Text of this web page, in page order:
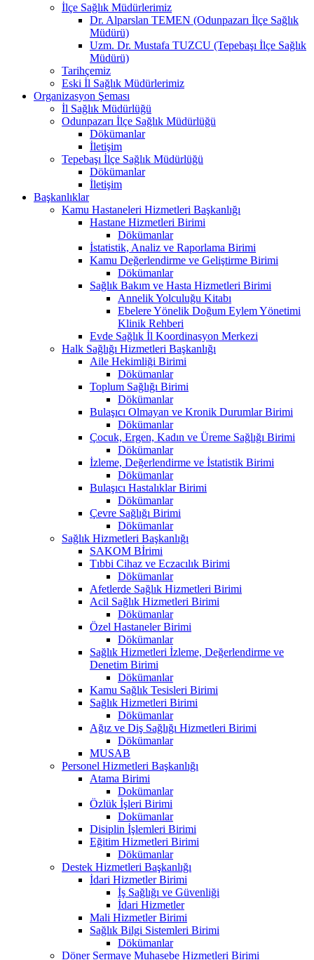
İlçe Sağlık Müdürlerimiz
Dr. Alparslan TEMEN (Odunpazarı İlçe Sağlık
Müdürü)
Uzm. Dr. Mustafa TUZCU (Tepebaşı İlçe Sağlık
Müdürü)
Tarihçemiz
Eski İl Sağlık Müdürlerimiz
Organizasyon Şeması
İl Sağlık Müdürlüğü
Odunpazarı İlçe Sağlık Müdürlüğü
Dökümanlar
İletişim
Tepebaşı İlçe Sağlık Müdürlüğü
Dökümanlar
İletişim
Başkanlıklar
Kamu Hastaneleri Hizmetleri Başkanlığı
Hastane Hizmetleri Birimi
Dökümanlar
İstatistik, Analiz ve Raporlama Birimi
Kamu Değerlendirme ve Geliştirme Birimi
Dökümanlar
Sağlık Bakım ve Hasta Hizmetleri Birimi
Annelik Yolculuğu Kitabı
Ebelere Yönelik Doğum Eylem Yönetimi
Klinik Rehberi
Evde Sağlık İl Koordinasyon Merkezi
Halk Sağlığı Hizmetleri Başkanlığı
Aile Hekimliği Birimi
Dökümanlar
Toplum Sağlığı Birimi
Dökümanlar
Bulaşıcı Olmayan ve Kronik Durumlar Birimi
Dökümanlar
Çocuk, Ergen, Kadın ve Üreme Sağlığı Birimi
Dökümanlar
İzleme, Değerlendirme ve İstatistik Birimi
Dökümanlar
Bulaşıcı Hastalıklar Birimi
Dökümanlar
Çevre Sağlığı Birimi
Dökümanlar
Sağlık Hizmetleri Başkanlığı
SAKOM Bİrimi
Tıbbi Cihaz ve Eczacılık Birimi
Dökümanlar
Afetlerde Sağlık Hizmetleri Birimi
Acil Sağlık Hizmetleri Birimi
Dökümanlar
Özel Hastaneler Birimi
Dökümanlar
Sağlık Hizmetleri İzleme, Değerlendirme ve
Denetim Birimi
Dökümanlar
Kamu Sağlık Tesisleri Birimi
Sağlık Hizmetleri Birimi
Dökümanlar
Ağız ve Diş Sağlığı Hizmetleri Birimi
Dökümanlar
MUSAB
Personel Hizmetleri Başkanlığı
Atama Birimi
Dokümanlar
Özlük İşleri Birimi
Dokümanlar
Disiplin İşlemleri Birimi
Eğitim Hizmetleri Birimi
Dökümanlar
Destek Hizmetleri Başkanlığı
İdari Hizmetler Birimi
İş Sağlığı ve Güvenliği
İdari Hizmetler
Mali Hizmetler Birimi
Sağlık Bilgi Sistemleri Birimi
Dökümanlar
Döner Sermaye Muhasebe Hizmetleri Birimi